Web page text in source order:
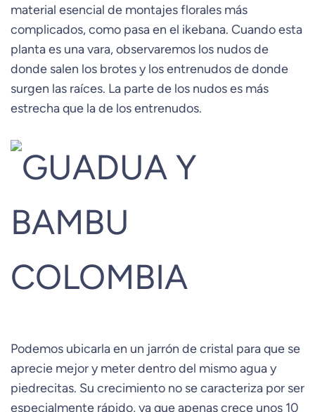
material esencial de montajes florales más
complicados, como pasa en el ikebana. Cuando esta
planta es una vara, observaremos los nudos de
donde salen los brotes y los entrenudos de donde
surgen las raíces. La parte de los nudos es más
estrecha que la de los entrenudos.
Podemos ubicarla en un jarrón de cristal para que se
aprecie mejor y meter dentro del mismo agua y
piedrecitas. Su crecimiento no se caracteriza por ser
especialmente rápido, ya que apenas crece unos 10